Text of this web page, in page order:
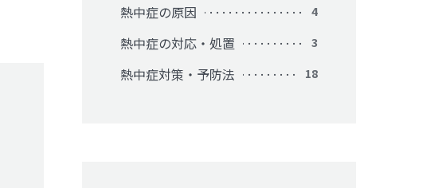
熱中症の原因 4
熱中症の対応・処置 3
熱中症対策・予防法 18